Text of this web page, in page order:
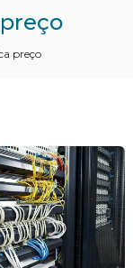
preço